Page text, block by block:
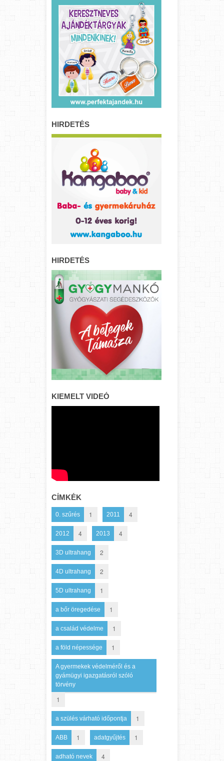
HIRDETÉS
HIRDETÉS
KIEMELT VIDEÓ
CÍMKÉK
0. szűrés 1 2011 4
2012 4 2013 4
3D ultrahang 2
4D ultrahang 2
5D ultrahang 1
a bőr öregedése 1
a család védelme 1
a föld népessége 1
A gyermekek védelméről és a
gyámügyi igazgatásról szóló
törvény
1
a szülés várható időpontja 1
ABB 1 adatgyűjtés 1
adható nevek 4